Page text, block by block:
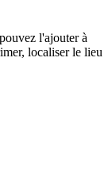
l'ajouter à
localiser le lieu